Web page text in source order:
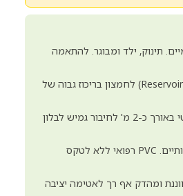
תינוק, ילד ומבוגר. להתאמה
שקית העשרה (Reservoir Bag) לחמצון בריכוז גבוה של
צינור הארכה סטנדרטי באורך כ-2 מ' לחיבור גמיש לבלון
חומרים רפואיים איכותיים. PVC רפואי ללא לטקס
ומהדק אף רך לאטימה יציבה